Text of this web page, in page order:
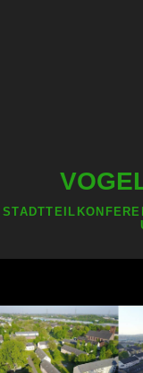
Zum
Inhalt
springen